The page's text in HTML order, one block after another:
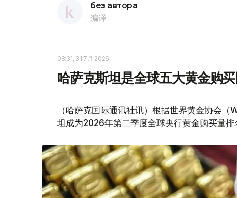
без автора
编译
08:31, 31 7月 2026
哈萨克斯坦是全球五大黄金购
（哈萨克国际通讯社讯）根据世界黄金协会
坦成为2026年第二季度全球央行黄金购买量排